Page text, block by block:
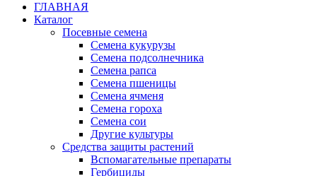
ГЛАВНАЯ
Каталог
Посевные семена
Семена кукурузы
Семена подсолнечника
Семена рапса
Семена пшеницы
Семена ячменя
Семена гороха
Семена сои
Другие культуры
Средства защиты растений
Вспомагательные препараты
Гербициды